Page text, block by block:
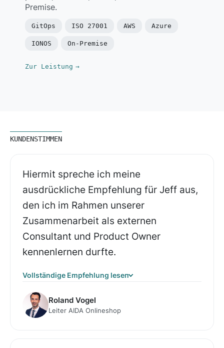
Premise.
GitOps ISO 27001 AWS Azure
IONOS On-Premise
Zur Leistung →
KUNDENSTIMMEN
Hiermit spreche ich meine
ausdrückliche Empfehlung für Jeff aus,
den ich im Rahmen unserer
Zusammenarbeit als externen
Consultant und Product Owner
kennenlernen durfte.
Vollständige Empfehlung lesen
Roland Vogel
Leiter AIDA Onlineshop